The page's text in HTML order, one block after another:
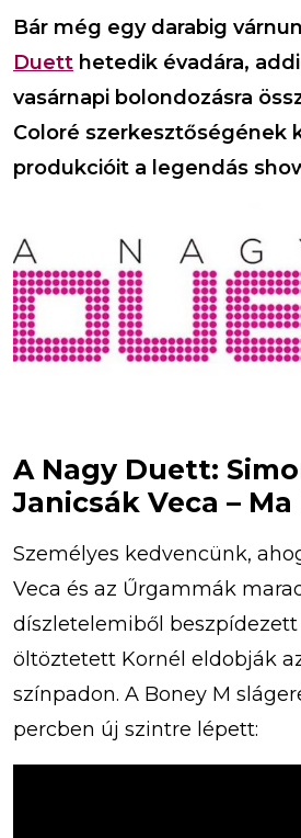
Bár még egy darabig
Duett hetedik évadára,
vasárnapi bolondozásra
Coloré szerkesztőségének
produkcióit a legendás
A Nagy Duett:
Janicsák Veca –
Személyes kedvencünk,
Veca és az Űrgammák
díszletelemiből
öltöztetett Kornél eldobják
színpadon. A Boney M
percben új szintre lépett: